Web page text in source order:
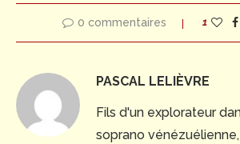
0 commentaires 1
PASCAL LELIÈVRE
Fils d'un explorateur
soprano